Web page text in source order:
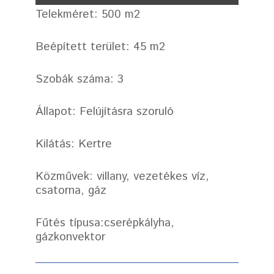
Telekméret: 500 m2
Beépített terület: 45 m2
Szobák száma: 3
Állapot: Felújításra szoruló
Kilátás: Kertre
Közművek: villany, vezetékes víz,
csatorna, gáz
Fűtés típusa:cserépkályha,
gázkonvektor